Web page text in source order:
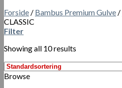
Forside / Bambus Premium Gulve /
CLASSIC
Filter
Showing all 10 results
Browse